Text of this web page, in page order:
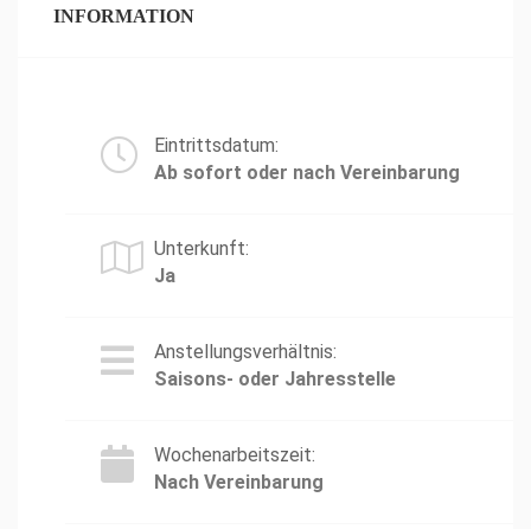
INFORMATION
Eintrittsdatum:
Ab sofort oder nach Vereinbarung
Unterkunft:
Ja
Anstellungsverhältnis:
Saisons- oder Jahresstelle
Wochenarbeitszeit:
Nach Vereinbarung